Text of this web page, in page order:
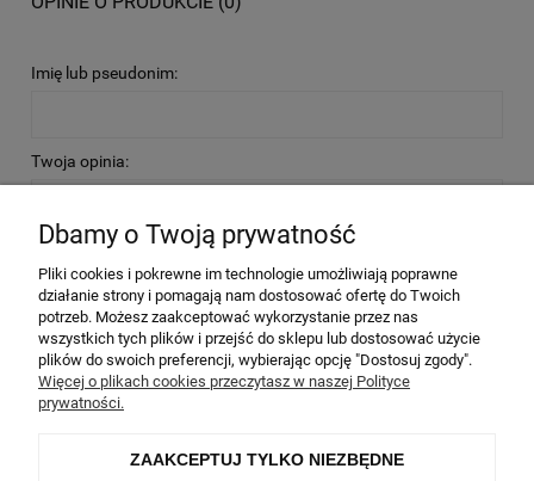
Imię lub pseudonim:
Twoja opinia:
WYŚLIJ
Dbamy o Twoją prywatność
Pliki cookies i pokrewne im technologie umożliwiają poprawne
działanie strony i pomagają nam dostosować ofertę do Twoich
potrzeb. Możesz zaakceptować wykorzystanie przez nas
wszystkich tych plików i przejść do sklepu lub dostosować użycie
plików do swoich preferencji, wybierając opcję "Dostosuj zgody".
Więcej o plikach cookies przeczytasz w naszej Polityce
prywatności.
ZAAKCEPTUJ TYLKO NIEZBĘDNE